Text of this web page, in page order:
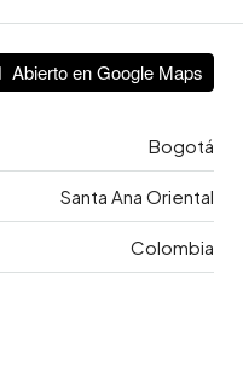
Abierto en Google Maps
Bogotá
Santa Ana Oriental
Colombia